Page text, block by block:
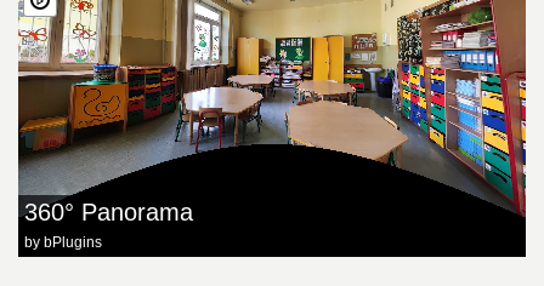
360° Panorama
by bPlugins